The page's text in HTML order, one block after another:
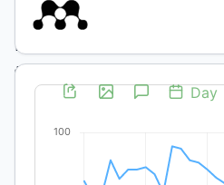
Política
tributaria:
incidencia